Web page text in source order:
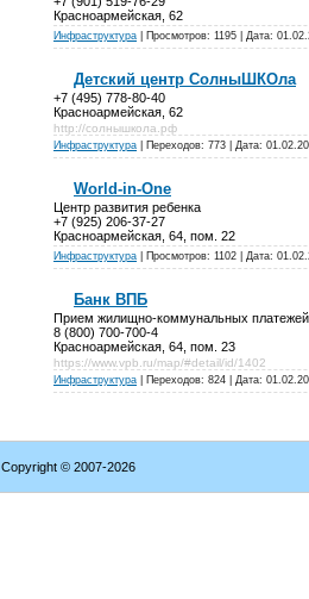
Красноармейская, 62
Инфраструктура | Просмотров: 1195 | Дата:
Детский центр СолныШКОла
+7 (495) 778-80-40
Красноармейская, 62
http://солнышкола.рф
Инфраструктура | Переходов: 773 | Дата:
World-in-One
Центр развития ребенка
+7 (925) 206-37-27
Красноармейская, 64, пом. 22
Инфраструктура | Просмотров: 1102 | Дата:
Банк ВПБ
Прием жилищно-коммунальных
8 (800) 700-700-4
Красноармейская, 64, пом. 23
https://www.vpb.ru/map/#detail/id/1402
Инфраструктура | Переходов: 824 | Дата:
Copyright © 2007-2026